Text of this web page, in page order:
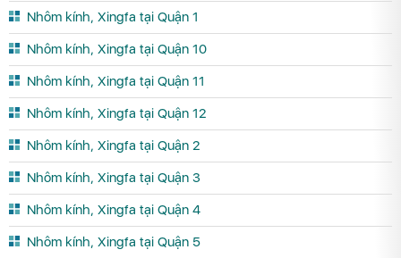
Nhôm kính, Xingfa tại Quận 1
Nhôm kính, Xingfa tại Quận 10
Nhôm kính, Xingfa tại Quận 11
Nhôm kính, Xingfa tại Quận 12
Nhôm kính, Xingfa tại Quận 2
Nhôm kính, Xingfa tại Quận 3
Nhôm kính, Xingfa tại Quận 4
Nhôm kính, Xingfa tại Quận 5